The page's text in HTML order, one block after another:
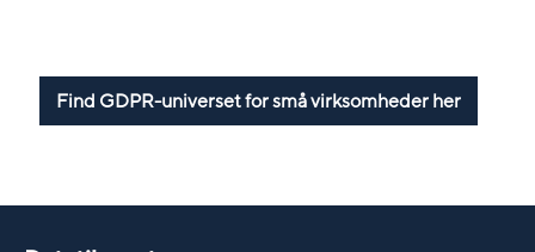
Find GDPR-universet for små virksomheder her